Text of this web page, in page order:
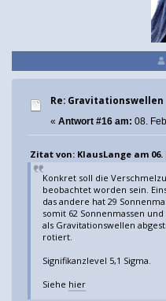
Re: Gravitationswellen
« Antwort #16 am: 08.
Zitat von: KlausLange am 06.
Konkret soll die
beobachtet worden sein.
das andere hat 29
somit 62 Sonnenmassen
als Gravitationswellen
rotiert.
Signifikanzlevel 5,1 Sigma.
Siehe hier